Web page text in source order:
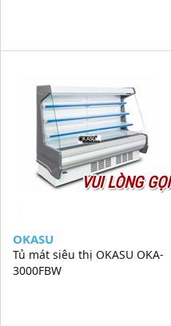
VUI LÒNG GỌI
OKASU
Tủ mát siêu thị OKASU OKA-
3000FBW